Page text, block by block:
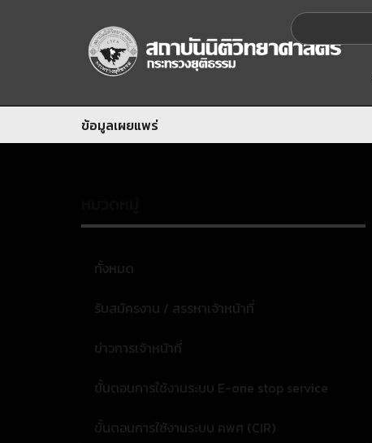
ข้อมูลเผยแพร่
ทั้งหมด
รับสมัครงาน / สรรหาเจ้าหน้าที่
ข่าวการเจ้าหน้าที่
ขั้นตอนการใช้งานระบบ E-one stop service
ขั้นตอนการใช้งานระบบ คพศ (CIR)